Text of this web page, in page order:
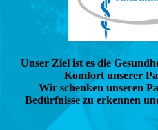
Unser Ziel ist es die
Komfort unserer
Wir schenken unseren
Bedürfnisse zu erkennen